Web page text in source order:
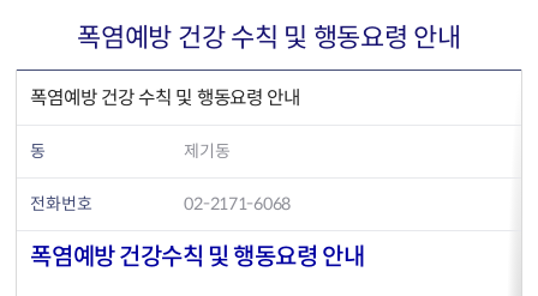
폭염예방 건강 수칙 및 행동요령 안내
폭염예방 건강 수칙 및 행동요령 안내
동 제기동
전화번호 02-2171-6068
폭염예방 건강수칙 및 행동요령 안내